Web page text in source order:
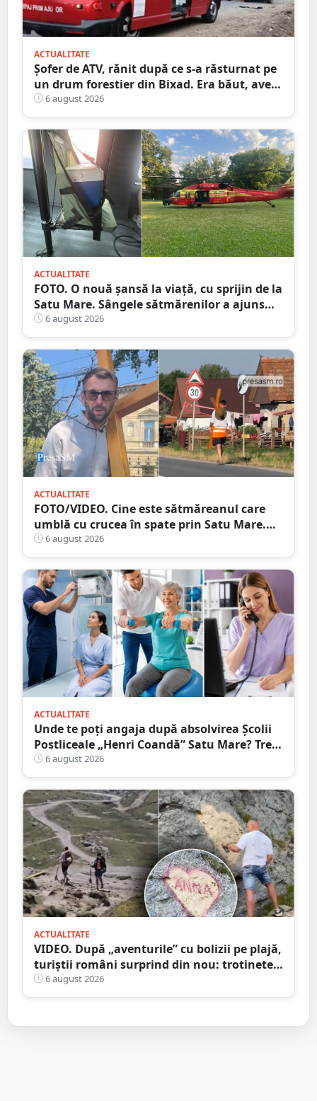
ACTUALITATE
Șofer de ATV, rănit după ce s-a răsturnat pe
un drum forestier din Bixad. Era băut, avea
permisul anulat, iar vehiculul nu era
înmatriculat
6 august 2026
ACTUALITATE
FOTO. O nouă șansă la viață, cu sprijin de la
Satu Mare. Sângele sătmărenilor a ajuns
într-o misiune contra cronometru pentru
un transplant hepatic
6 august 2026
ACTUALITATE
FOTO/VIDEO. Cine este sătmăreanul care
umblă cu crucea în spate prin Satu Mare.
De ce face acest gest
6 august 2026
ACTUALITATE
Unde te poți angaja după absolvirea Școlii
Postliceale „Henri Coandă” Satu Mare? Trei
calificări medicale, numeroase oportunități
de carieră
6 august 2026
ACTUALITATE
VIDEO. După „aventurile” cu bolizii pe plajă,
turiștii români surprind din nou: trotinete
pe Bucegi și declarații de dragoste pe stânci
6 august 2026